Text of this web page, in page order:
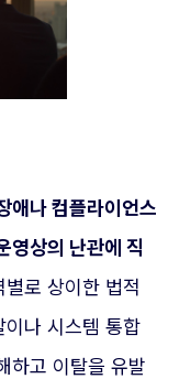
애나 컴플라이언스
영상의 난관에 직
로 상이한 법적
이나 시스템 통합
하고 이탈을 유발